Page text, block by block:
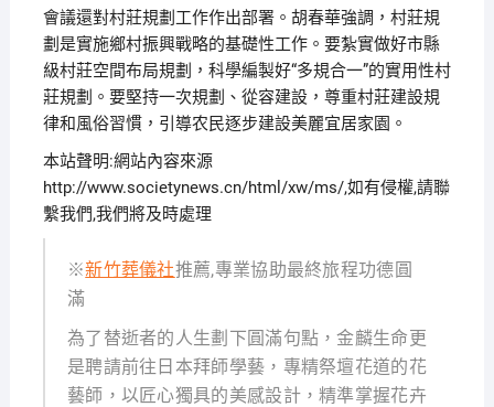
會議還對村莊規劃工作作出部署。胡春華強調，村莊規
劃是實施鄉村振興戰略的基礎性工作。要紮實做好市縣
級村莊空間布局規劃，科學編製好“多規合一”的實用性村
莊規劃。要堅持一次規劃、從容建設，尊重村莊建設規
律和風俗習慣，引導农民逐步建設美麗宜居家園。
本站聲明:網站內容來源
http://www.societynews.cn/html/xw/ms/,如有侵權,請聯
繫我們,我們將及時處理
※新竹葬儀社推薦,專業協助最終旅程功德圓
滿
為了替逝者的人生劃下圓滿句點，金麟生命更
是聘請前往日本拜師學藝，專精祭壇花道的花
藝師，以匠心獨具的美感設計，精準掌握花卉